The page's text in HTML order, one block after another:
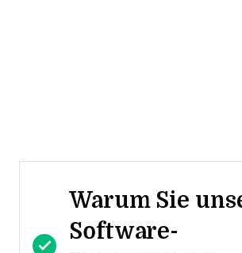
Warum Sie
Software-